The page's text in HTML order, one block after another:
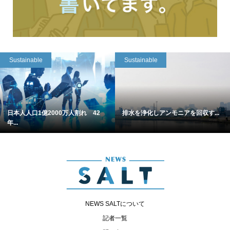
Sustainable
日本人人口1億2000万人割れ 42
年...
Sustainable
排水を浄化しアンモニアを回収す...
NEWS SALTについて
記者一覧